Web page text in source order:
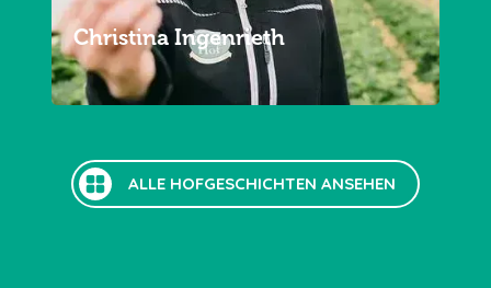
Christina Ingenrieth
ALLE HOFGESCHICHTEN ANSEHEN